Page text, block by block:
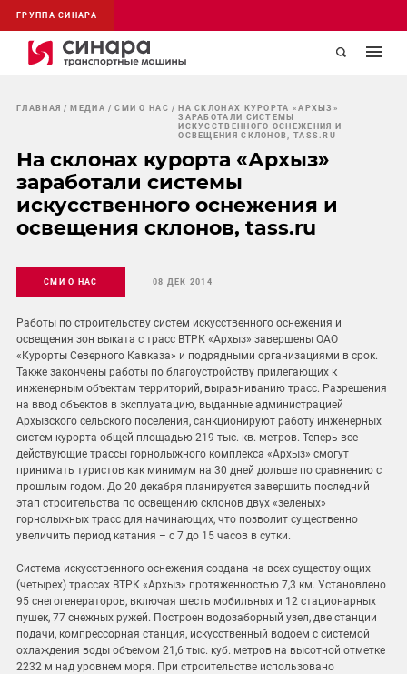
ГРУППА СИНАРА
ГЛАВНАЯ МЕДИА СМИ О НАС
НА СКЛОНАХ КУРОРТА «АРХЫЗ»
ЗАРАБОТАЛИ СИСТЕМЫ
ИСКУССТВЕННОГО ОСНЕЖЕНИЯ И
ОСВЕЩЕНИЯ СКЛОНОВ, TASS.RU
На склонах курорта «Архыз»
заработали системы
искусственного оснежения и
освещения склонов, tass.ru
СМИ О НАС 08 ДЕК 2014
Работы по строительству систем искусственного оснежения и
освещения зон выката с трасс ВТРК «Архыз» завершены ОАО
«Курорты Северного Кавказа» и подрядными организациями в срок.
Также закончены работы по благоустройству прилегающих к
инженерным объектам территорий, выравниванию трасс. Разрешения
на ввод объектов в эксплуатацию, выданные администрацией
Архызского сельского поселения, санкционируют работу инженерных
систем курорта общей площадью 219 тыс. кв. метров. Теперь все
действующие трассы горнолыжного комплекса «Архыз» смогут
принимать туристов как минимум на 30 дней дольше по сравнению с
прошлым годом. До 20 декабря планируется завершить последний
этап строительства по освещению склонов двух «зеленых»
горнолыжных трасс для начинающих, что позволит существенно
увеличить период катания – с 7 до 15 часов в сутки.
Система искусственного оснежения создана на всех существующих
(четырех) трассах ВТРК «Архыз» протяженностью 7,3 км. Установлено
95 снегогенераторов, включая шесть мобильных и 12 стационарных
пушек, 77 снежных ружей. Построен водозаборный узел, две станции
подачи, компрессорная станция, искусственный водоем с системой
охлаждения воды объемом 21,6 тыс. куб. метров на высотной отметке
2232 м над уровнем моря. При строительстве использовано